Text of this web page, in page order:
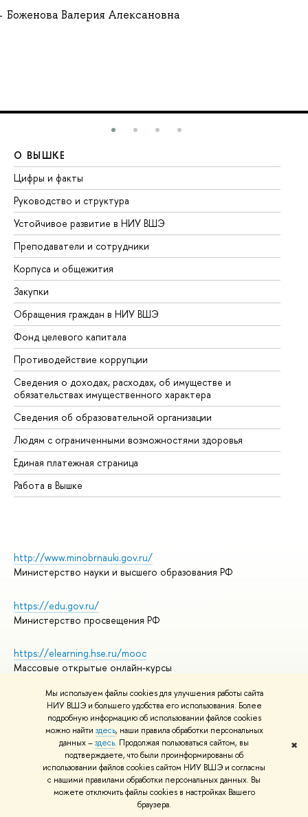
Мы используем файлы cookies для улучшения работы сайта
НИУ ВШЭ и большего удобства его использования. Более
подробную информацию об использовании файлов cookies
можно найти здесь, наши правила обработки персональных
данных –здесь. Продолжая пользоваться сайтом, вы
подтверждаете, что были проинформированы об
использовании файлов cookies сайтом НИУ ВШЭ и согласны
с нашими правилами обработки персональных данных. Вы
можете отключить файлы cookies в настройках Вашего
браузера.
✖
Боженова Валерия Алексановна
О ВЫШКЕ
Цифры и факты
Руководство и структура
Устойчивое развитие в НИУ ВШЭ
Преподаватели и сотрудники
Корпуса и общежития
Закупки
Обращения граждан в НИУ ВШЭ
Фонд целевого капитала
Противодействие коррупции
Сведения о доходах, расходах, об имуществе и
обязательствах имущественного характера
Сведения об образовательной организации
Людям с ограниченными возможностями здоровья
Единая платежная страница
Работа в Вышке
http://www.minobrnauki.gov.ru/
Министерство науки и высшего образования РФ
https://edu.gov.ru/
Министерство просвещения РФ
https://elearning.hse.ru/mooc
Массовые открытые онлайн-курсы
© НИУ ВШЭ 1993–2026
Адреса и контакты
Условия использования материалов
Политика конфиденциальности
Правила применения рекомендательных технологий в НИУ ВШЭ
Карта сайта